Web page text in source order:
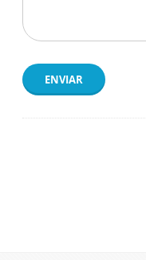
ENVIAR